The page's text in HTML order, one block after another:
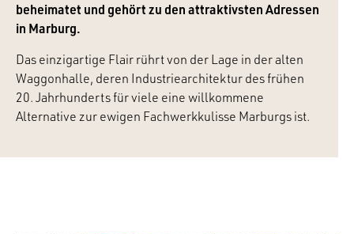
beheimatet und gehört zu den attraktivsten Adressen
in Marburg.
Das einzigartige Flair rührt von der Lage in der alten
Waggonhalle, deren Industriearchitektur des frühen
20. Jahrhunderts für viele eine willkommene
Alternative zur ewigen Fachwerkkulisse Marburgs ist.